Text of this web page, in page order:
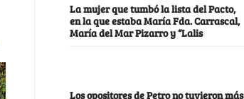
La mujer que tumbó la lista del Pacto,
en la que estaba María Fda. Carrascal,
María del Mar Pizarro y “Lalis
Los opositores de Petro no tuvieron más